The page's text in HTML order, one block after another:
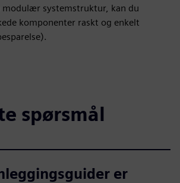
modulær systemstruktur, kan du
komponenter raskt og enkelt
spørsmål
er